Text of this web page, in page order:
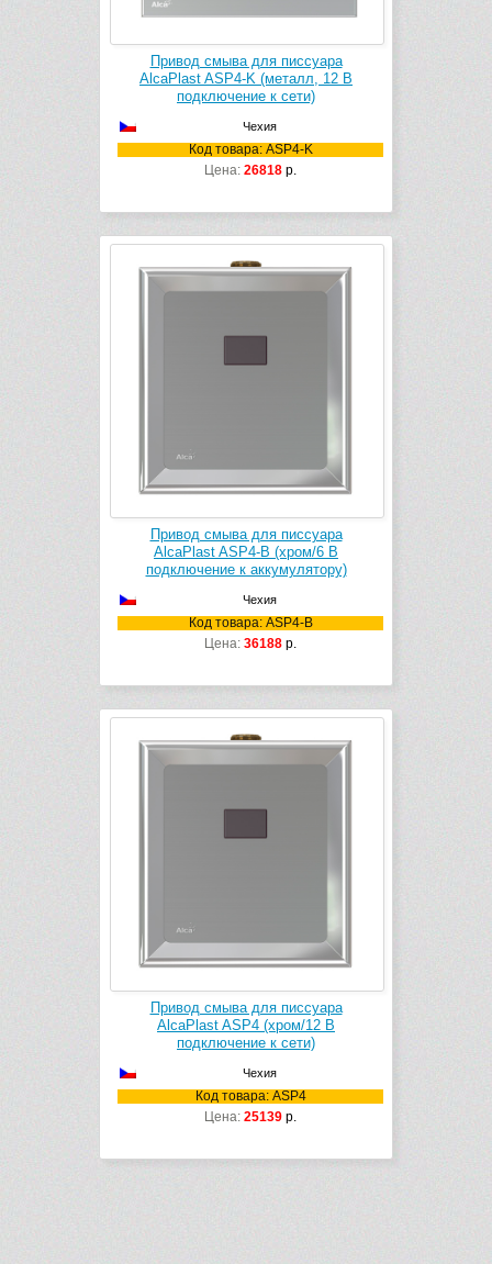
Привод смыва для писсуара
AlcaPlast ASP4-K (металл, 12 B
подключение к сети)
Чехия
Код товара: ASP4-K
Цена: 26818 р.
Привод смыва для писсуара
AlcaPlast ASP4-B (хром/6 В
подключение к аккумулятору)
Чехия
Код товара: ASP4-B
Цена: 36188 р.
Привод смыва для писсуара
AlcaPlast ASP4 (хром/12 B
подключение к сети)
Чехия
Код товара: ASP4
Цена: 25139 р.